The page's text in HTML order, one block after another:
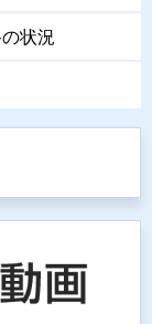
状況